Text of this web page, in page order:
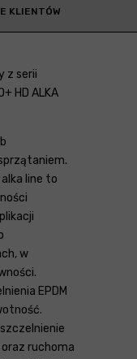
KLIENTÓW
z serii
HD ALKA
alka line to
w
EPDM
ruchoma